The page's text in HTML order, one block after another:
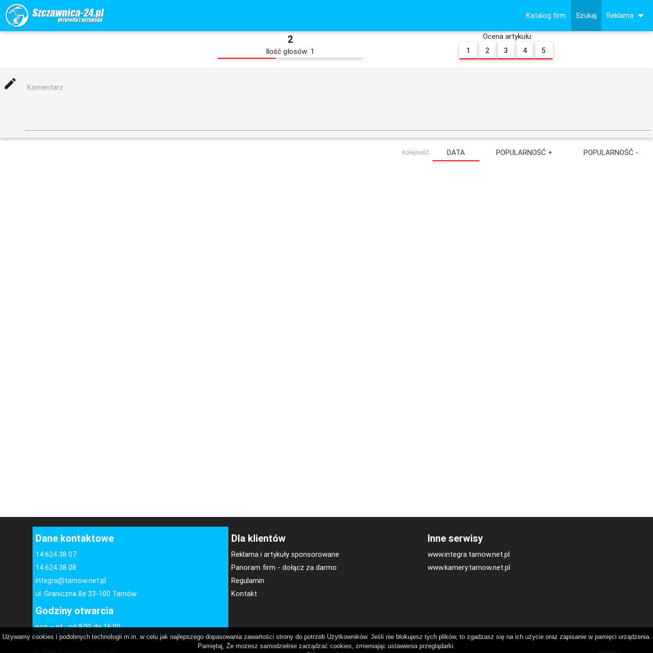
Katalog firm Szukaj Reklama arrow_drop_down
2
Ilość głosów: 1
Ocena artykułu:
1
2 3 4 5
mode_edit Komentarz
Kolejność: DATA POPULARNOŚĆ + POPULARNOŚĆ -
Dane kontaktowe
14 624 38 07
14 624 38 08
integra@tarnow.net.pl
ul. Graniczna 8a 33-100 Tarnów
Godziny otwarcia
pon – pt : od 8:00 do 16:00
Dla klientów
Reklama i artykuły sponsorowane
Panoram firm - dołącz za darmo
Regulamin
Kontakt
Inne serwisy
www.integra.tarnow.net.pl
www.kamery.tarnow.net.pl
Używamy cookies i podobnych technologii m.in. w celu jak najlepszego dopasowania zawartości strony do potrzeb Użytkowników. Jeśli nie blokujesz tych plików, to zgadzasz się na ich użycie oraz zapisanie w pamięci urządzenia.
Pamiętaj, Że możesz samodzielnie zarządzać cookies, zmieniając ustawienia przeglądarki.